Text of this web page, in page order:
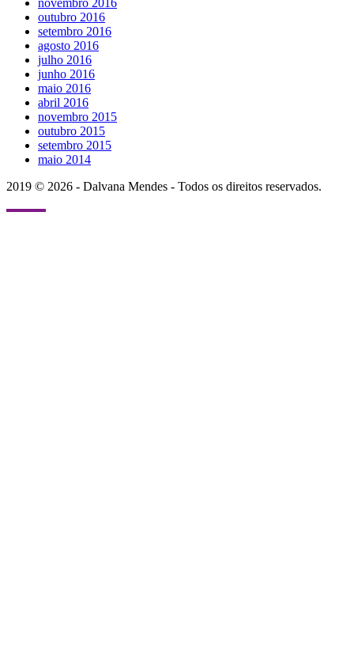
outubro 2016
setembro 2016
agosto 2016
julho 2016
junho 2016
maio 2016
abril 2016
novembro 2015
outubro 2015
setembro 2015
maio 2014
2019 © 2026 - Dalvana Mendes - Todos os direitos reservados.